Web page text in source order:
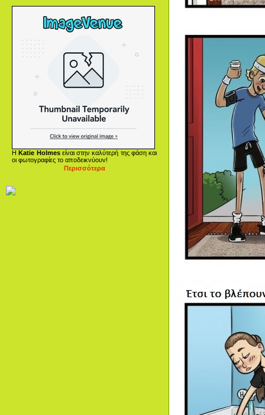
ΗKatie Holmesείναι στην καλύτερή της φάση και
οι φωτογραφίες το αποδεικνύουν!
Περισσότερα